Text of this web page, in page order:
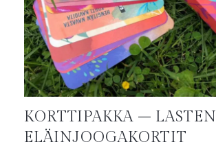
KORTTIPAKKA – LASTEN
ELÄINJOOGAKORTIT